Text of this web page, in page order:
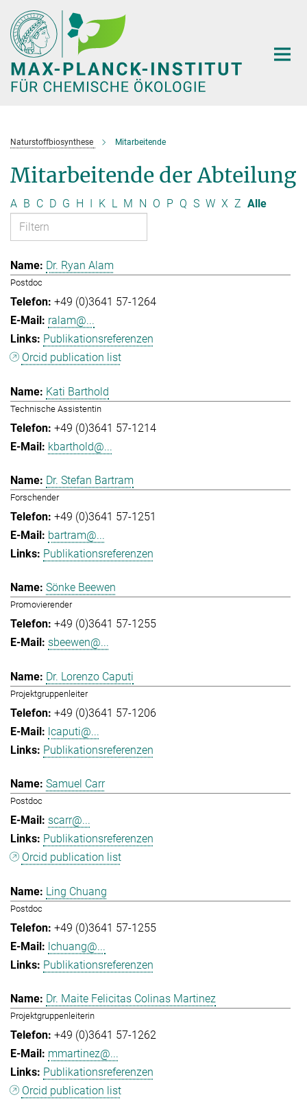
Hauptinhalt
Naturstoffbiosynthese Mitarbeitende
Mitarbeitende der Abteilung
A B C D G H I K L M N O P Q S W X Z Alle
Dr. Ryan Alam
Postdoc
+49 (0)3641 57-1264
ralam@...
Publikationsreferenzen
Orcid publication list
Kati Barthold
Technische Assistentin
+49 (0)3641 57-1214
kbarthold@...
Dr. Stefan Bartram
Forschender
+49 (0)3641 57-1251
bartram@...
Publikationsreferenzen
Sönke Beewen
Promovierender
+49 (0)3641 57-1255
sbeewen@...
Dr. Lorenzo Caputi
Projektgruppenleiter
+49 (0)3641 57-1206
lcaputi@...
Publikationsreferenzen
Samuel Carr
Postdoc
scarr@...
Publikationsreferenzen
Orcid publication list
Ling Chuang
Postdoc
+49 (0)3641 57-1255
lchuang@...
Publikationsreferenzen
Dr. Maite Felicitas Colinas Martinez
Projektgruppenleiterin
+49 (0)3641 57-1262
mmartinez@...
Publikationsreferenzen
Orcid publication list